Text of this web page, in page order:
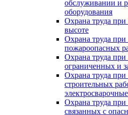
обслуживании и
оборудования
Охрана труда
высоте
Охрана труда
пожароопасных
Охрана труда
ограниченных и
Охрана труда
строительных
Охрана труда
связанных с